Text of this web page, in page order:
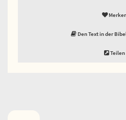
Den Text in der
Teilen